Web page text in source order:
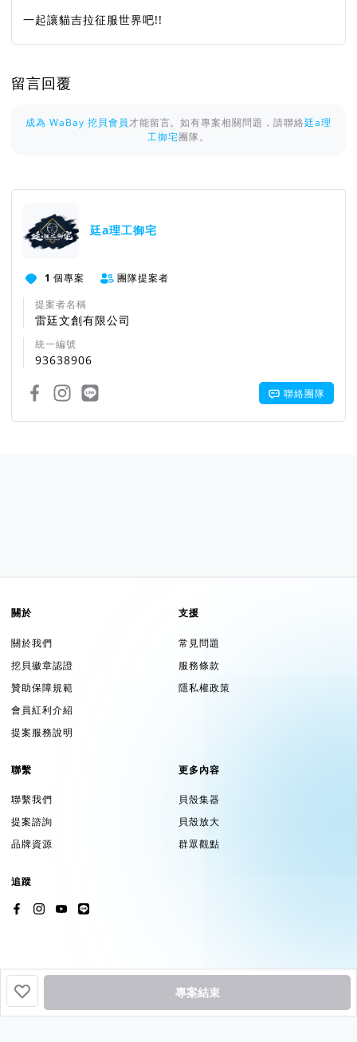
專案結束
一起讓貓吉拉征服世界吧!!
留言回覆
成為 WaBay 挖貝會員才能留言。如有專案相關問題，請聯絡廷a理
工御宅團隊。
廷a理工御宅
1 個專案
團隊提案者
提案者名稱
雷廷文創有限公司
統一編號
93638906
聯絡團隊
關於
關於我們
挖貝徽章認證
贊助保障規範
會員紅利介紹
提案服務說明
支援
常見問題
服務條款
隱私權政策
聯繫
聯繫我們
提案諮詢
品牌資源
更多內容
貝殼集器
貝殼放大
群眾觀點
追蹤
挖貝基於貝殼集器提供服務